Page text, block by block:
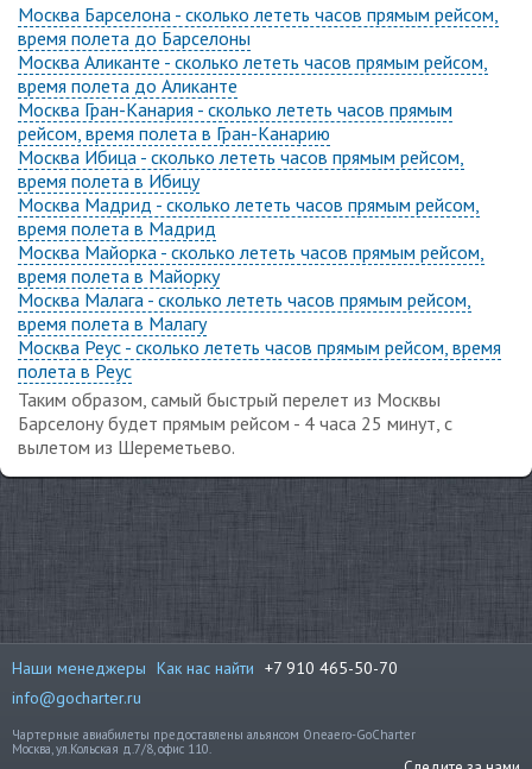
Москва Барселона - сколько лететь часов прямым рейсом,
время полета до Барселоны
Москва Аликанте - сколько лететь часов прямым рейсом,
время полета до Аликанте
Москва Гран-Канария - сколько лететь часов прямым
рейсом, время полета в Гран-Канарию
Москва Ибица - сколько лететь часов прямым рейсом,
время полета в Ибицу
Москва Мадрид - сколько лететь часов прямым рейсом,
время полета в Мадрид
Москва Майорка - сколько лететь часов прямым рейсом,
время полета в Майорку
Москва Малага - сколько лететь часов прямым рейсом,
время полета в Малагу
Москва Реус - сколько лететь часов прямым рейсом, время
полета в Реус
Таким образом, самый быстрый перелет из Москвы
Барселону будет прямым рейсом - 4 часа 25 минут, с
вылетом из Шереметьево.
Наши менеджеры Как нас найти +7 910 465-50-70
info@gocharter.ru
Чартерные авиабилеты предоставлены альянсом Oneaero-GoCharter
Москва, ул.Кольская д.7/8, офис 110.